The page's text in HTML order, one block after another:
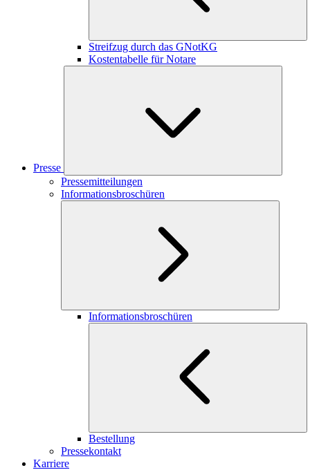
Streifzug durch das GNotKG
Kostentabelle für Notare
Presse
Pressemitteilungen
Informationsbroschüren
Informationsbroschüren
Bestellung
Pressekontakt
Karriere